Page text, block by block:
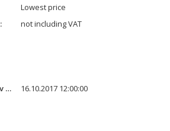
Lowest price
not including VAT
Rekonštrukcia príjazdovej cesty k CPO v UNB Nemocnica Ružinov 16.10.2017 12:00:00